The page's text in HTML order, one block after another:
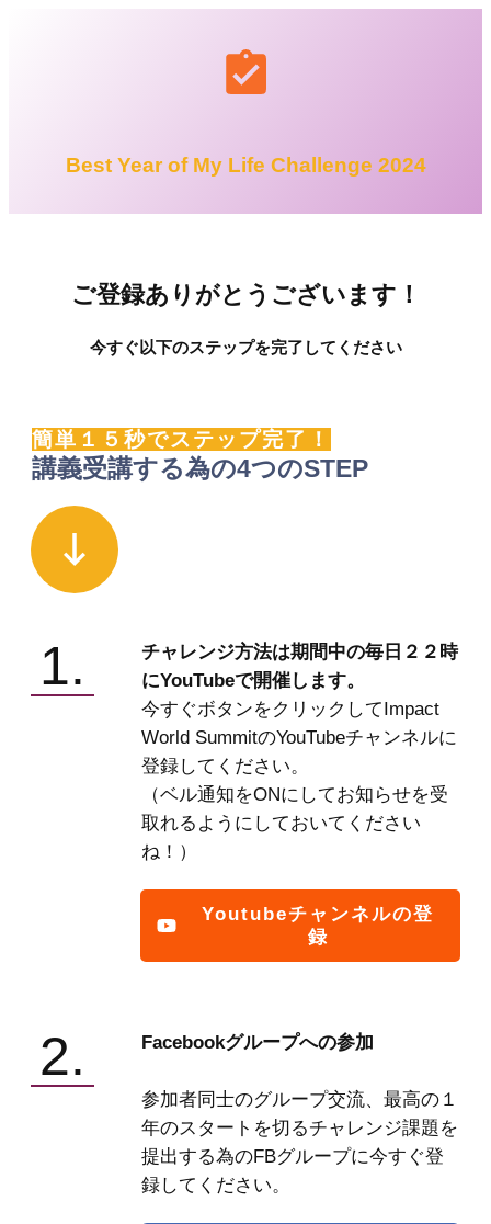
Best Year of My Life Challenge 2024
ご登録ありがとうございます！
今すぐ以下のステップを完了してください
簡単１５秒でステップ完了！
講義受講する為の4つのSTEP
1.
チャレンジ方法は期間中の毎日２２時
にYouTubeで開催します。
今すぐボタンをクリックしてImpact
World SummitのYouTubeチャンネルに
登録してください。
（ベル通知をONにしてお知らせを受
取れるようにしておいてください
ね！）
Youtubeチャンネルの登
録
2. Facebookグループへの参加
参加者同士のグループ交流、最高の１
年のスタートを切るチャレンジ課題を
提出する為のFBグループに今すぐ登
録してください。